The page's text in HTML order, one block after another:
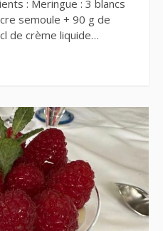
: Meringue : 3 blancs
semoule + 90 g de
de crème liquide…